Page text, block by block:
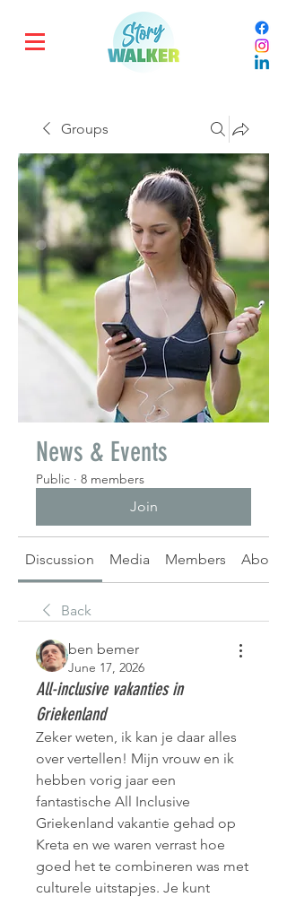
Groups
News & Events
Public · 8 members
Join
Discussion Media Members About
Back
ben bemer
June 17, 2026
All-inclusive vakanties in
Griekenland
Zeker weten, ik kan je daar alles
over vertellen! Mijn vrouw en ik
hebben vorig jaar een
fantastische All Inclusive
Griekenland vakantie gehad op
Kreta en we waren verrast hoe
goed het te combineren was met
culturele uitstapjes. Je kunt